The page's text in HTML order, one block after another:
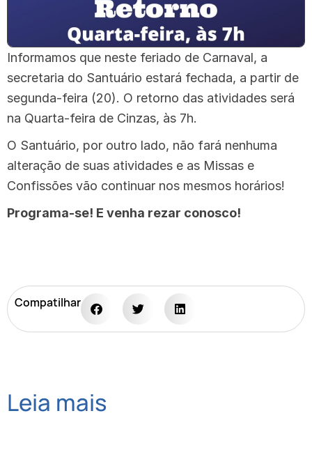
Informamos que neste feriado de Carnaval, a
secretaria do Santuário estará fechada, a partir de
segunda-feira (20). O retorno das atividades será
na Quarta-feira de Cinzas, às 7h.
O Santuário, por outro lado, não fará nenhuma
alteração de suas atividades e as Missas e
Confissões vão continuar nos mesmos horários!
Programa-se! E venha rezar conosco!
Compatilhar
Leia mais